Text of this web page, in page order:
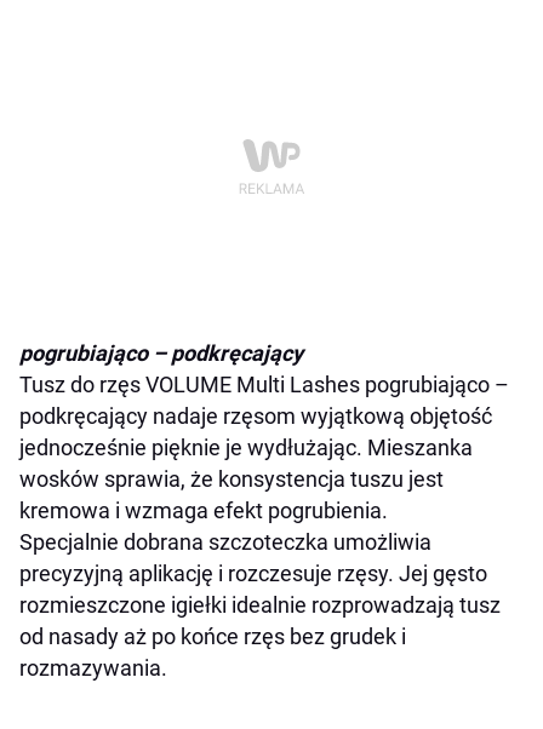
pogrubiająco – podkręcający
Tusz do rzęs VOLUME Multi Lashes pogrubiająco –
podkręcający nadaje rzęsom wyjątkową objętość
jednocześnie pięknie je wydłużając. Mieszanka
wosków sprawia, że konsystencja tuszu jest
kremowa i wzmaga efekt pogrubienia.
Specjalnie dobrana szczoteczka umożliwia
precyzyjną aplikację i rozczesuje rzęsy. Jej gęsto
rozmieszczone igiełki idealnie rozprowadzają tusz
od nasady aż po końce rzęs bez grudek i
rozmazywania.